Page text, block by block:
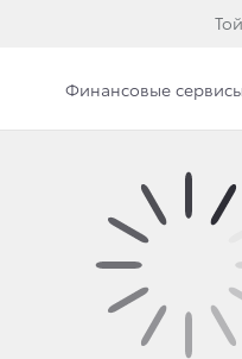
Финансовые сервисы